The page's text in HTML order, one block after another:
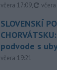
včera 17:09,
SLOVENSKÍ
podvode s
včera 19:21